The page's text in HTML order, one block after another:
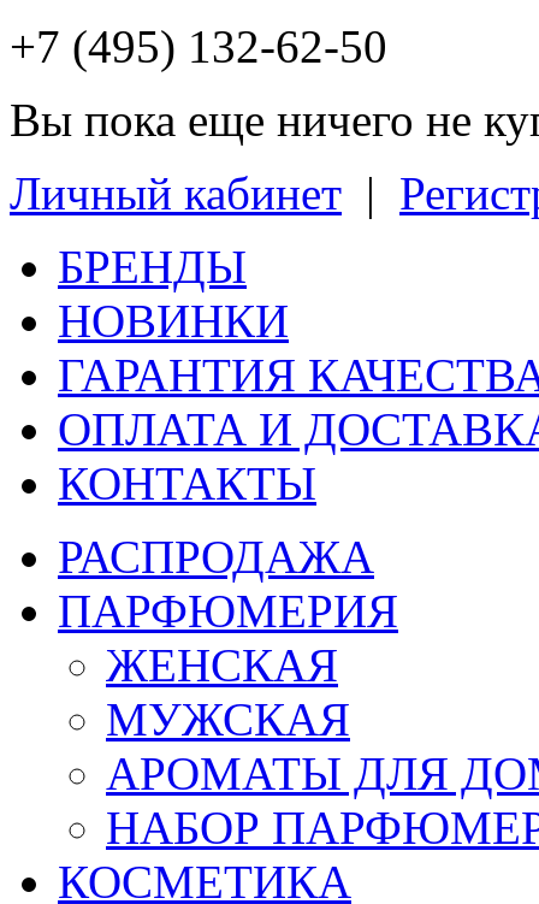
+7 (495) 132-62-50
Вы пока еще ничего не
Личный кабинет |
БРЕНДЫ
НОВИНКИ
ГАРАНТИЯ
ОПЛАТА И
КОНТАКТЫ
РАСПРОДАЖА
ПАРФЮМЕРИЯ
ЖЕНСКАЯ
МУЖСКАЯ
АРОМАТЫ ДЛЯ
НАБОР
КОСМЕТИКА